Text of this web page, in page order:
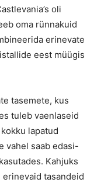
oli
oma rünnakuid
erinevate
eest müügis
tasemete, kus
tuleb vaenlaseid
lapatud
vahel saab edasi-
Kahjuks
tasandeid